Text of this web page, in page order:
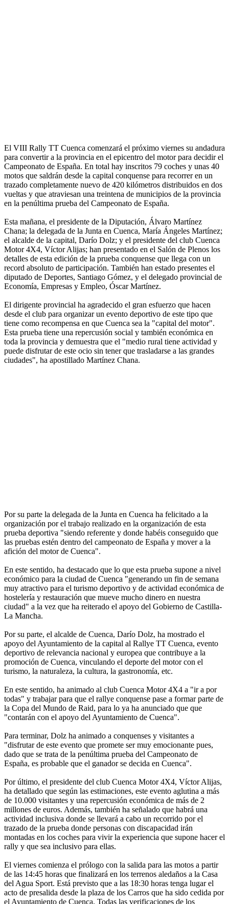
El VIII Rally TT Cuenca comenzará el próximo viernes su andadura
para convertir a la provincia en el epicentro del motor para decidir el
Campeonato de España. En total hay inscritos 79 coches y unas 40
motos que saldrán desde la capital conquense para recorrer en un
trazado completamente nuevo de 420 kilómetros distribuidos en dos
vueltas y que atraviesan una treintena de municipios de la provincia
en la penúltima prueba del Campeonato de España.
Esta mañana, el presidente de la Diputación, Álvaro Martínez
Chana; la delegada de la Junta en Cuenca, María Ángeles Martínez;
el alcalde de la capital, Darío Dolz; y el presidente del club Cuenca
Motor 4X4, Víctor Alijas; han presentado en el Salón de Plenos los
detalles de esta edición de la prueba conquense que llega con un
record absoluto de participación. También han estado presentes el
diputado de Deportes, Santiago Gómez, y el delegado provincial de
Economía, Empresas y Empleo, Óscar Martínez.
El dirigente provincial ha agradecido el gran esfuerzo que hacen
desde el club para organizar un evento deportivo de este tipo que
tiene como recompensa en que Cuenca sea la "capital del motor".
Esta prueba tiene una repercusión social y también económica en
toda la provincia y demuestra que el "medio rural tiene actividad y
puede disfrutar de este ocio sin tener que trasladarse a las grandes
ciudades", ha apostillado Martínez Chana.
Por su parte la delegada de la Junta en Cuenca ha felicitado a la
organización por el trabajo realizado en la organización de esta
prueba deportiva "siendo referente y donde habéis conseguido que
las pruebas estén dentro del campeonato de España y mover a la
afición del motor de Cuenca".
En este sentido, ha destacado que lo que esta prueba supone a nivel
económico para la ciudad de Cuenca "generando un fin de semana
muy atractivo para el turismo deportivo y de actividad económica de
hostelería y restauración que mueve mucho dinero en nuestra
ciudad" a la vez que ha reiterado el apoyo del Gobierno de Castilla-
La Mancha.
Por su parte, el alcalde de Cuenca, Darío Dolz, ha mostrado el
apoyo del Ayuntamiento de la capital al Rallye TT Cuenca, evento
deportivo de relevancia nacional y europea que contribuye a la
promoción de Cuenca, vinculando el deporte del motor con el
turismo, la naturaleza, la cultura, la gastronomía, etc.
En este sentido, ha animado al club Cuenca Motor 4X4 a "ir a por
todas" y trabajar para que el rallye conquense pase a formar parte de
la Copa del Mundo de Raid, para lo ya ha anunciado que que
"contarán con el apoyo del Ayuntamiento de Cuenca".
Para terminar, Dolz ha animado a conquenses y visitantes a
"disfrutar de este evento que promete ser muy emocionante pues,
dado que se trata de la penúltima prueba del Campeonato de
España, es probable que el ganador se decida en Cuenca".
Por último, el presidente del club Cuenca Motor 4X4, Víctor Alijas,
ha detallado que según las estimaciones, este evento aglutina a más
de 10.000 visitantes y una repercusión económica de más de 2
millones de euros. Además, también ha señalado que habrá una
actividad inclusiva donde se llevará a cabo un recorrido por el
trazado de la prueba donde personas con discapacidad irán
montadas en los coches para vivir la experiencia que supone hacer el
rally y que sea inclusivo para ellas.
El viernes comienza el prólogo con la salida para las motos a partir
de las 14:45 horas que finalizará en los terrenos aledaños a la Casa
del Agua Sport. Está previsto que a las 18:30 horas tenga lugar el
acto de presalida desde la plaza de los Carros que ha sido cedida por
el Ayuntamiento de Cuenca. Todas las verificaciones de los